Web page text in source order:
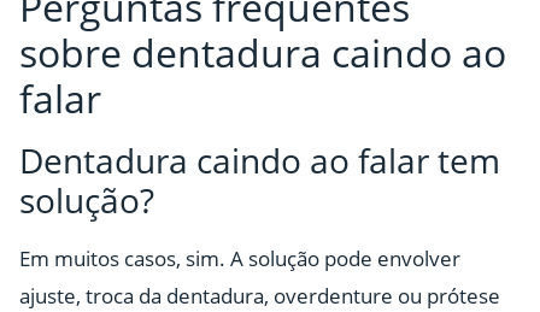
sobre dentadura caindo ao
falar
Dentadura caindo ao falar tem
solução?
Em muitos casos, sim. A solução pode envolver
ajuste, troca da dentadura, overdenture ou prótese